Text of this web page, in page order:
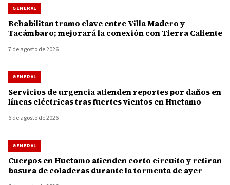
GENERAL
Rehabilitan tramo clave entre Villa Madero y
Tacámbaro; mejorará la conexión con Tierra Caliente
7 de agosto de 2026
GENERAL
Servicios de urgencia atienden reportes por daños en
líneas eléctricas tras fuertes vientos en Huetamo
6 de agosto de 2026
GENERAL
Cuerpos en Huetamo atienden corto circuito y retiran
basura de coladeras durante la tormenta de ayer